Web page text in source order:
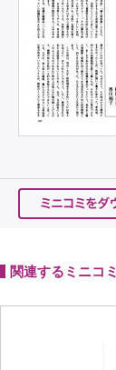
関連するミニコミ